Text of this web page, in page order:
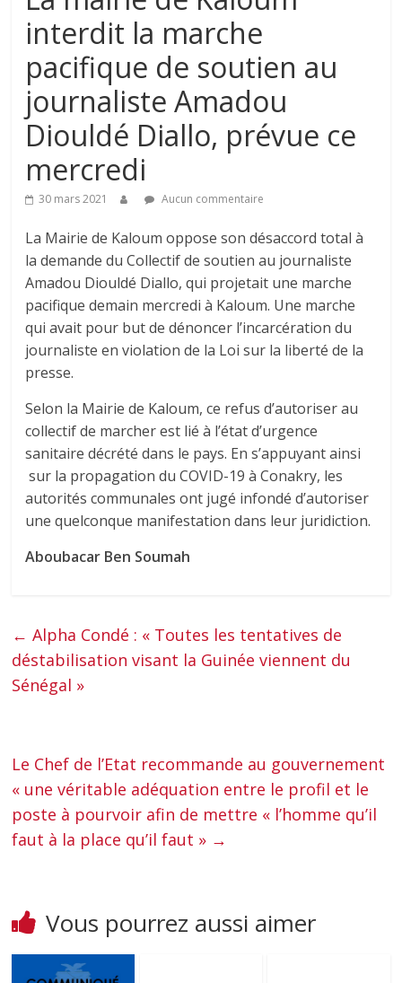
interdit la marche
pacifique de soutien au
journaliste Amadou
Diouldé Diallo, prévue ce
mercredi
30 mars 2021 Aucun commentaire
La Mairie de Kaloum oppose son désaccord total à
la demande du Collectif de soutien au journaliste
Amadou Diouldé Diallo, qui projetait une marche
pacifique demain mercredi à Kaloum. Une marche
qui avait pour but de dénoncer l’incarcération du
journaliste en violation de la Loi sur la liberté de la
presse.
Selon la Mairie de Kaloum, ce refus d’autoriser au
collectif de marcher est lié à l’état d’urgence
sanitaire décrété dans le pays. En s’appuyant ainsi
sur la propagation du COVID-19 à Conakry, les
autorités communales ont jugé infondé d’autoriser
une quelconque manifestation dans leur juridiction.
Aboubacar Ben Soumah
← Alpha Condé : « Toutes les tentatives de
déstabilisation visant la Guinée viennent du
Sénégal »
Le Chef de l’Etat recommande au gouvernement
« une véritable adéquation entre le profil et le
poste à pourvoir afin de mettre « l’homme qu’il
faut à la place qu’il faut » →
Vous pourrez aussi aimer